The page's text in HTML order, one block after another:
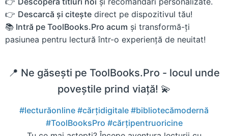
👉 Descarcă și citește direct pe dispozitivul tău!
📚 Intră pe ToolBooks.Pro acum și transformă-ți
pasiunea pentru lectură într-o experiență de neuitat!
📍 Ne găsești pe ToolBooks.Pro - locul unde
poveștile prind viață! 💫
#lecturăonline #cărțidigitale #bibliotecămodernă
#ToolBooksPro #cărțipentruoricine